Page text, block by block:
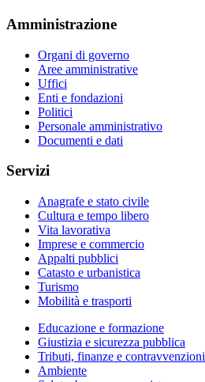
Amministrazione
Organi di governo
Aree amministrative
Uffici
Enti e fondazioni
Politici
Personale amministrativo
Documenti e dati
Servizi
Anagrafe e stato civile
Cultura e tempo libero
Vita lavorativa
Imprese e commercio
Appalti pubblici
Catasto e urbanistica
Turismo
Mobilità e trasporti
Educazione e formazione
Giustizia e sicurezza pubblica
Tributi, finanze e contravvenzioni
Ambiente